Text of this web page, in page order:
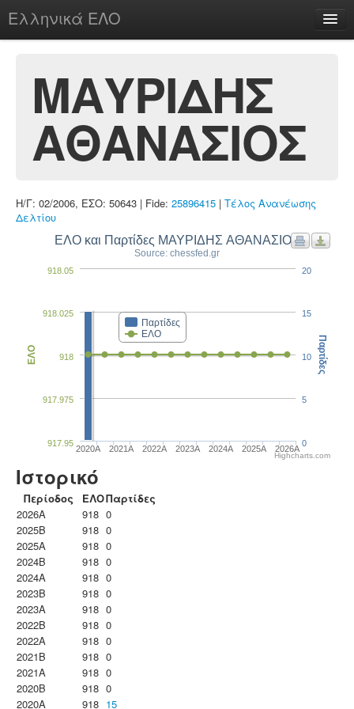
Ελληνικά ΕΛΟ
chesstu.be @ discord
Login
ΜΑΥΡΙΔΗΣ
ΑΘΑΝΑΣΙΟΣ
Η/Γ: 02/2006, ΕΣΟ: 50643 | Fide: 25896415 | Τέλος Ανανέωσης
Δελτίου
ΕΛΟ και Παρτίδες ΜΑΥΡΙΔΗΣ ΑΘΑΝΑΣΙΟΣ
Source: chessfed.gr
Παρτίδες
ΕΛΟ
2020A 2021A 2022A 2023Α 2024A 2025A 2026A
917.95
917.975
918
918.025
918.05
ΕΛΟ
0
5
10
15
20
Παρτίδες
Highcharts.com
Ιστορικό
Περίοδος ΕΛΟΠαρτίδες
2026A
918 0
2025B
918 0
2025A
918 0
2024B
918 0
2024A
918 0
2023B
918 0
2023Α
918 0
2022B
918 0
2022A
918 0
2021B
918 0
2021A
918 0
2020B
918 0
2020A
918 15